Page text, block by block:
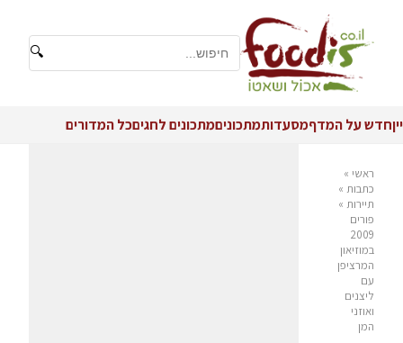
🔍
ייןחדש על המדףמסעדותמתכוניםמתכונים לחגיםכל המדורים
ראשי »
כתבות »
תיירות »
פורים
2009
במוזיאון
המרציפן
עם
ליצנים
ואוזני
המן